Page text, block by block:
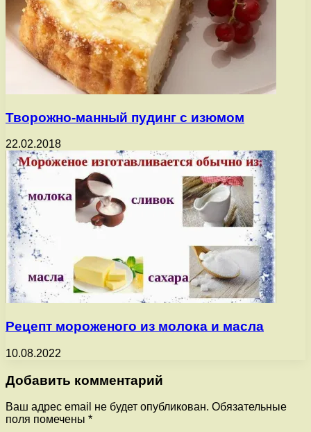
Творожно-манный пудинг с изюмом
22.02.2018
Рецепт мороженого из молока и масла
10.08.2022
Добавить комментарий
Ваш адрес email не будет опубликован. Обязательные
поля помечены *